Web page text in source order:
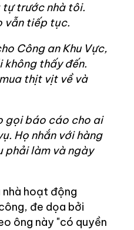
trước nhà tôi.
vẫn tiếp tục.
Công an Khu Vực,
không thấy đến.
thịt vịt về và
gọi báo cáo cho ai
Họ nhắn với hàng
phải làm và ngày
hoạt động
đe dọa bởi
ông này "có quyền